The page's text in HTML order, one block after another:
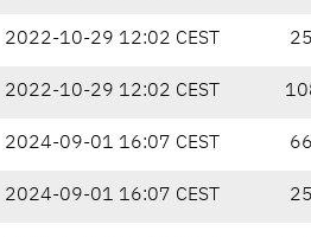
2022-10-29 12:02 CEST
2022-10-29 12:02 CEST
2024-09-01 16:07 CEST
2024-09-01 16:07 CEST